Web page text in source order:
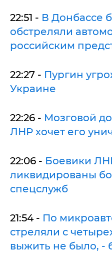
22:51 - В Донбассе
обстреляли
российским
22:27 - Пургин
Украине
22:26 - Мозговой
ЛНР хочет его
22:06 - Боевики
ликвидированы
спецслужб
21:54 - По
стреляли с
выжить не было, -